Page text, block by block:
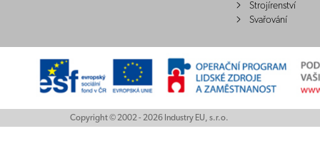
Strojírenství
Svařování
Copyright © 2002 - 2026 Industry EU, s.r.o.